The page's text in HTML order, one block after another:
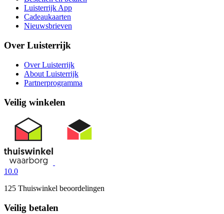
Luisterrijk App
Cadeaukaarten
Nieuwsbrieven
Over Luisterrijk
Over Luisterrijk
About Luisterrijk
Partnerprogramma
Veilig winkelen
10.0
125 Thuiswinkel beoordelingen
Veilig betalen